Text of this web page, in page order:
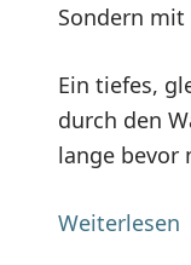
Sondern mit
Ein tiefes,
durch den
lange bevor
Weiterlesen